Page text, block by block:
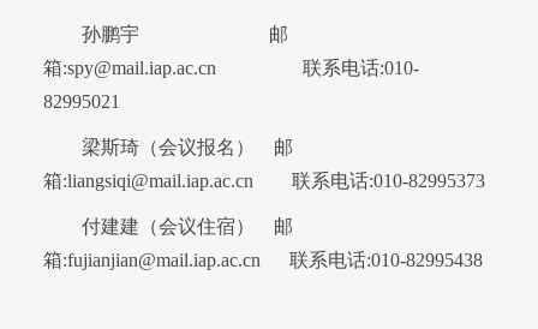
孙鹏宇 邮
箱:spy@mail.iap.ac.cn 联系电话:010-
82995021
梁斯琦（会议报名） 邮
箱:liangsiqi@mail.iap.ac.cn 联系电话:010-82995373
付建建（会议住宿） 邮
箱:fujianjian@mail.iap.ac.cn 联系电话:010-82995438